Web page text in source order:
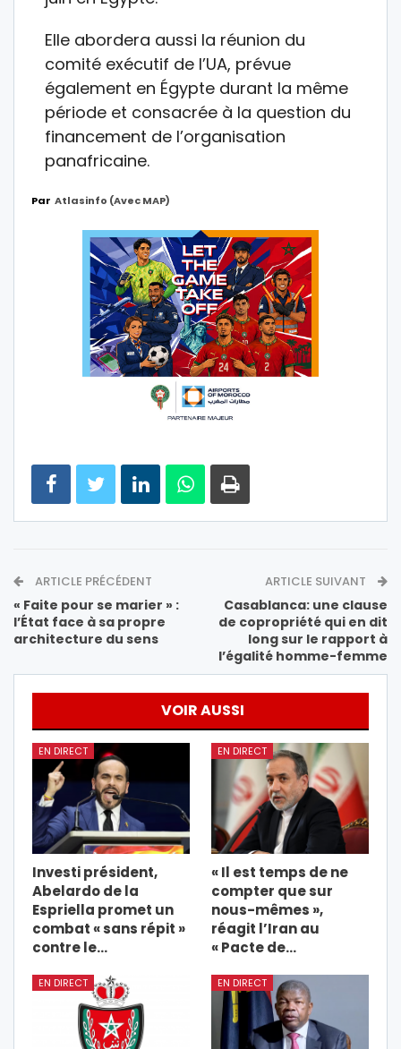
Elle abordera aussi la réunion du
comité exécutif de l’UA, prévue
également en Égypte durant la même
période et consacrée à la question du
financement de l’organisation
panafricaine.
Par Atlasinfo (avec MAP)
ARTICLE PRÉCÉDENT
« Faite pour se marier » :
l’État face à sa propre
architecture du sens
ARTICLE SUIVANT
Casablanca: une clause
de copropriété qui en dit
long sur le rapport à
l’égalité homme-femme
VOIR AUSSI
EN DIRECT
Investi président,
Abelardo de la
Espriella promet un
combat « sans répit »
contre le…
EN DIRECT
« Il est temps de ne
compter que sur
nous-mêmes »,
réagit l’Iran au
« Pacte de…
EN DIRECT EN DIRECT